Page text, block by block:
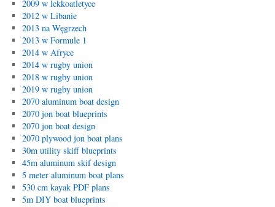
2009 w lekkoatletyce
2012 w Libanie
2013 na Węgrzech
2013 w Formule 1
2014 w Afryce
2014 w rugby union
2018 w rugby union
2019 w rugby union
2070 aluminum boat design
2070 jon boat blueprints
2070 jon boat design
2070 plywood jon boat plans
30m utility skiff blueprints
45m aluminum skif design
5 meter aluminum boat plans
530 cm kayak PDF plans
5m DIY boat blueprints